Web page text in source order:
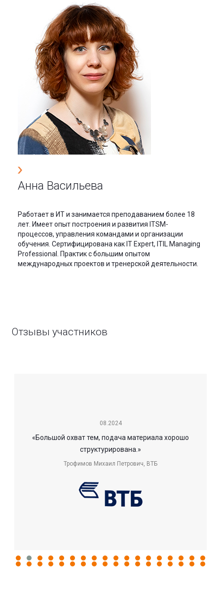
Анна Васильева
Работает в ИТ и занимается преподаванием более 18
лет. Имеет опыт построения и развития ITSM-
процессов, управления командами и организации
обучения. Сертифицирована как IT Expert, ITIL Managing
Professional. Практик с большим опытом
международных проектов и тренерской деятельности.
Отзывы участников
08.2024
«Большой охват тем, подача материала хорошо
структурирована.»
Трофимов Михаил Петрович, ВТБ